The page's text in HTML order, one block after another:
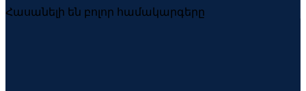
Հասանելի են բոլոր համակարգերը